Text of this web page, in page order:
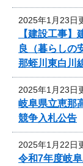
2025年1月23日
【建設工事
良（暮らしの
那蛭川東白川
2025年1月23日
岐阜県立恵那
競争入札公告
2025年1月22日
令和7年度岐